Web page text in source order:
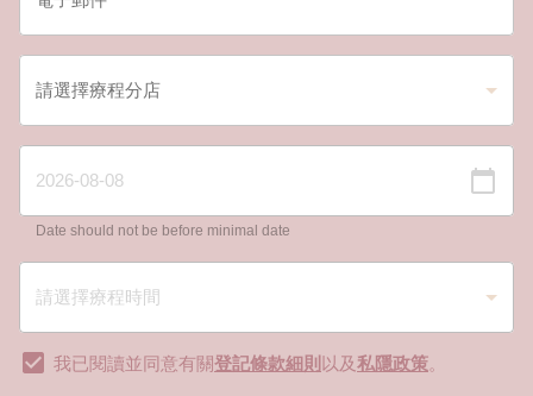
Date should not be before minimal date
我已閱讀並同意有關登記條款細則以及私隱政策。